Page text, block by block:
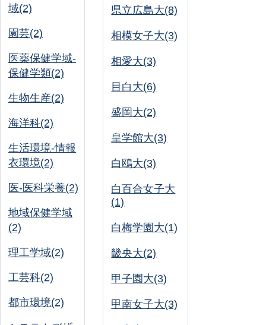
域(2)
園芸(2)
医薬保健学域-
保健学類(2)
生物生産(2)
海洋科(2)
生活環境-情報
衣環境(2)
医-医科栄養(2)
地域保健学域
(2)
理工学域(2)
工芸科(2)
都市環境(2)
県立広島大(8)
相模女子大(3)
相愛大(3)
目白大(6)
盛岡大(2)
皇学館大(3)
白鴎大(3)
白百合女子大
(1)
白梅学園大(1)
畿央大(2)
甲子園大(3)
甲南女子大(3)